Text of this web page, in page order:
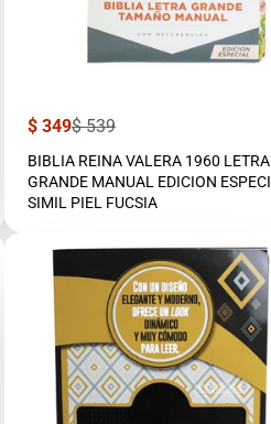
Precio
venta
$ 349Precio
$ 539
BIBLIA REINA VALERA 1960 LETRA
GRANDE MANUAL EDICION ESPECIAL
SIMIL PIEL FUCSIA